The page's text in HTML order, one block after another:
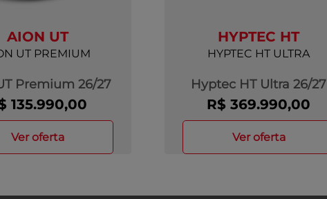
AION UT
UT PREMIUM
Premium 26/27
135.990,00
ver oferta
HYPTEC HT
HYPTEC HT ULTRA
Hyptec HT Ultra 26/27
R$ 369.990,00
ver oferta